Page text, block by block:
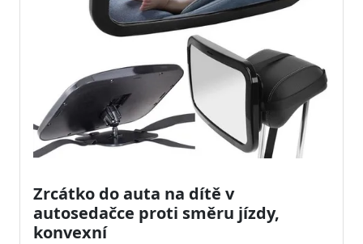
Zrcátko do auta na dítě v
autosedačce proti směru jízdy,
konvexní